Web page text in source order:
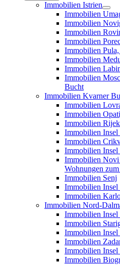
Immobilien Istrien
Immobilien
Immobilien
Immobilien
Immobilien
Immobilien
Immobilien
Immobilien
Immobilien
Bucht
Immobilien Kvarner
Immobilien
Immobilien
Immobilien
Immobilien
Immobilien
Immobilien
Immobilien
Wohnungen
Immobilien Senj
Immobilien Insel
Immobilien
Immobilien Nord-
Immobilien Insel
Immobilien
Immobilien
Immobilien
Immobilien
Immobilien